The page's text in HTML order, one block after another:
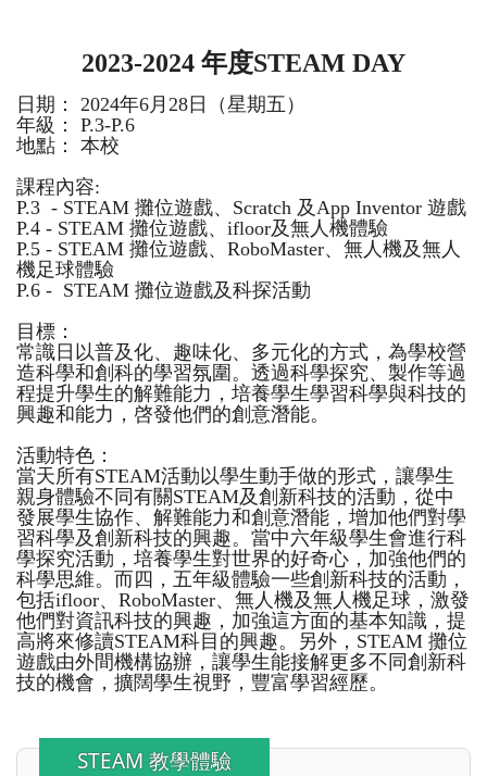
2023-2024 年度STEAM DAY
日期： 2024年6月28日（星期五）
年級： P.3-P.6
地點： 本校
課程內容:
P.3 - STEAM 攤位遊戲、Scratch 及App Inventor 遊戲
P.4 - STEAM 攤位遊戲、ifloor及無人機體驗
P.5 - STEAM 攤位遊戲、RoboMaster、無人機及無人
機足球體驗
P.6 - STEAM 攤位遊戲及科探活動
目標：
常識日以普及化、趣味化、多元化的方式，為學校營
造科學和創科的學習氛圍。透過科學探究、製作等過
程提升學生的解難能力，培養學生學習科學與科技的
興趣和能力，啓發他們的創意潛能。
活動特色：
當天所有STEAM活動以學生動手做的形式，讓學生
親身體驗不同有關STEAM及創新科技的活動，從中
發展學生協作、解難能力和創意潛能，增加他們對學
習科學及創新科技的興趣。當中六年級學生會進行科
學探究活動，培養學生對世界的好奇心，加強他們的
科學思維。而四，五年級體驗一些創新科技的活動，
包括ifloor、RoboMaster、無人機及無人機足球，激發
他們對資訊科技的興趣，加強這方面的基本知識，提
高將來修讀STEAM科目的興趣。另外，STEAM 攤位
遊戲由外間機構協辦，讓學生能接解更多不同創新科
技的機會，擴闊學生視野，豐富學習經歷。
STEAM 教學體驗